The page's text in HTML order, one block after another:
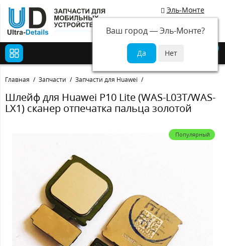
Эль-Монте
Ваш город —Эль-Монте?
Главная Запчасти Запчасти для Huawei
Шлейф для Huawei P10 Lite (WAS-L03T/WAS-
LX1) сканер отпечатка пальца золотой
Популярный